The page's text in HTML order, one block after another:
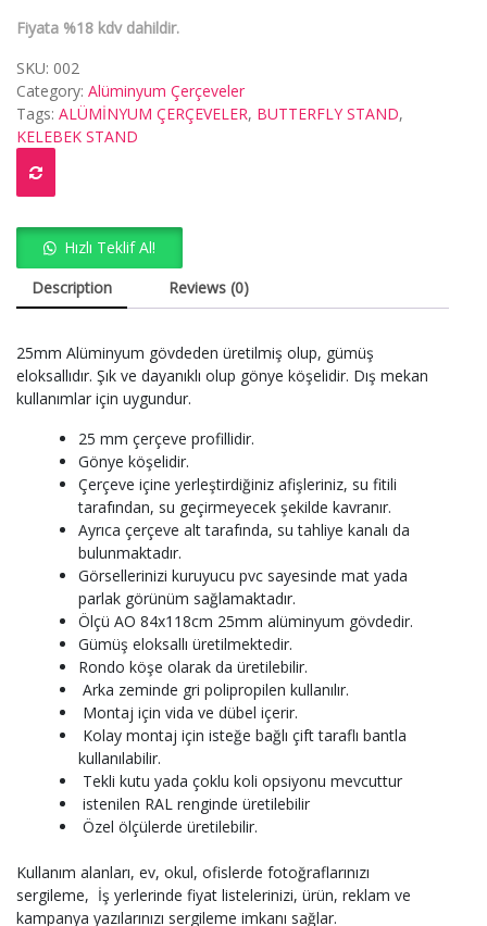
Fiyata %18 kdv dahildir.
SKU: 002
Category: Alüminyum Çerçeveler
Tags: ALÜMİNYUM ÇERÇEVELER, BUTTERFLY STAND,
KELEBEK STAND
Hızlı Teklif Al!
Description
Reviews (0)
25mm Alüminyum gövdeden üretilmiş olup, gümüş
eloksallıdır. Şık ve dayanıklı olup gönye köşelidir. Dış mekan
kullanımlar için uygundur.
25 mm çerçeve profillidir.
Gönye köşelidir.
Çerçeve içine yerleştirdiğiniz afişleriniz, su fitili
tarafından, su geçirmeyecek şekilde kavranır.
Ayrıca çerçeve alt tarafında, su tahliye kanalı da
bulunmaktadır.
Görsellerinizi kuruyucu pvc sayesinde mat yada
parlak görünüm sağlamaktadır.
Ölçü AO 84x118cm 25mm alüminyum gövdedir.
Gümüş eloksallı üretilmektedir.
Rondo köşe olarak da üretilebilir.
Arka zeminde gri polipropilen kullanılır.
Montaj için vida ve dübel içerir.
Kolay montaj için isteğe bağlı çift taraflı bantla
kullanılabilir.
Tekli kutu yada çoklu koli opsiyonu mevcuttur
istenilen RAL renginde üretilebilir
Özel ölçülerde üretilebilir.
Kullanım alanları, ev, okul, ofislerde fotoğraflarınızı
sergileme, İş yerlerinde fiyat listelerinizi, ürün, reklam ve
kampanya yazılarınızı sergileme imkanı sağlar.